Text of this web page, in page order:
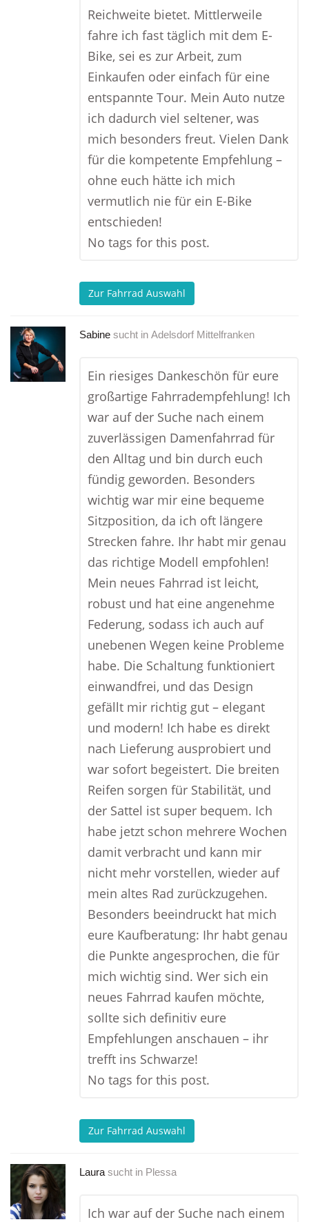
Reichweite bietet. Mittlerweile
fahre ich fast täglich mit dem E-
Bike, sei es zur Arbeit, zum
Einkaufen oder einfach für eine
entspannte Tour. Mein Auto nutze
ich dadurch viel seltener, was
mich besonders freut. Vielen Dank
für die kompetente Empfehlung –
ohne euch hätte ich mich
vermutlich nie für ein E-Bike
entschieden!
No tags for this post.
Zur Fahrrad Auswahl
Sabine sucht in Adelsdorf Mittelfranken
Ein riesiges Dankeschön für eure
großartige Fahrradempfehlung! Ich
war auf der Suche nach einem
zuverlässigen Damenfahrrad für
den Alltag und bin durch euch
fündig geworden. Besonders
wichtig war mir eine bequeme
Sitzposition, da ich oft längere
Strecken fahre. Ihr habt mir genau
das richtige Modell empfohlen!
Mein neues Fahrrad ist leicht,
robust und hat eine angenehme
Federung, sodass ich auch auf
unebenen Wegen keine Probleme
habe. Die Schaltung funktioniert
einwandfrei, und das Design
gefällt mir richtig gut – elegant
und modern! Ich habe es direkt
nach Lieferung ausprobiert und
war sofort begeistert. Die breiten
Reifen sorgen für Stabilität, und
der Sattel ist super bequem. Ich
habe jetzt schon mehrere Wochen
damit verbracht und kann mir
nicht mehr vorstellen, wieder auf
mein altes Rad zurückzugehen.
Besonders beeindruckt hat mich
eure Kaufberatung: Ihr habt genau
die Punkte angesprochen, die für
mich wichtig sind. Wer sich ein
neues Fahrrad kaufen möchte,
sollte sich definitiv eure
Empfehlungen anschauen – ihr
trefft ins Schwarze!
No tags for this post.
Zur Fahrrad Auswahl
Laura sucht in Plessa
Ich war auf der Suche nach einem